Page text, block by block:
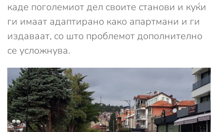
каде поголемиот дел своите станови и куќи
ги имаат адаптирано како апартмани и ги
издаваат, со што проблемот дополнително
се усложнува.